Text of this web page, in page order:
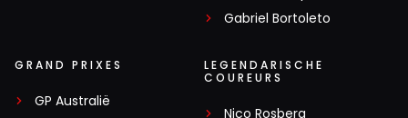
Gabriel Bortoleto
GRAND PRIXES
GP Australië
LEGENDARISCHE
COUREURS
Nico Rosberg